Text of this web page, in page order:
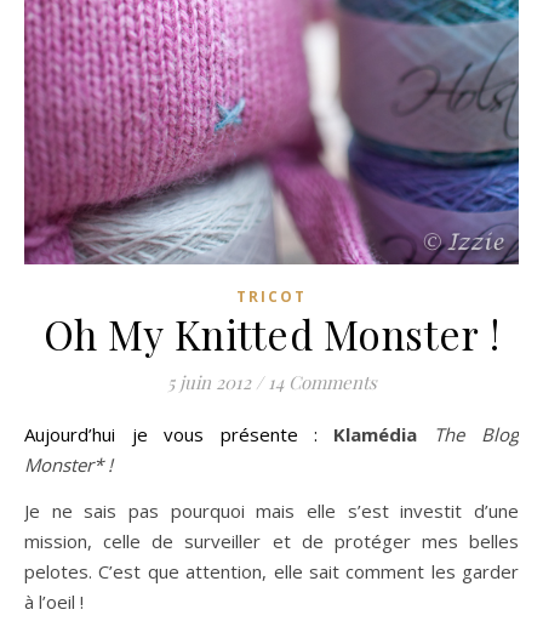
TRICOT
Oh My Knitted Monster !
5 juin 2012 / 14 Comments
Aujourd’hui je vous présente : Klamédia The Blog
Monster* !
Je ne sais pas pourquoi mais elle s’est investit d’une
mission, celle de surveiller et de protéger mes belles
pelotes. C’est que attention, elle sait comment les garder
à l’oeil !